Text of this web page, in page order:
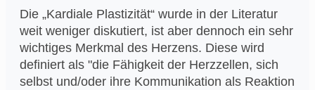
Die „Kardiale Plastizität“ wurde in der Literatur
weit weniger diskutiert, ist aber dennoch ein sehr
wichtiges Merkmal des Herzens. Diese wird
definiert als "die Fähigkeit der Herzzellen, sich
selbst und/oder ihre Kommunikation als Reaktion